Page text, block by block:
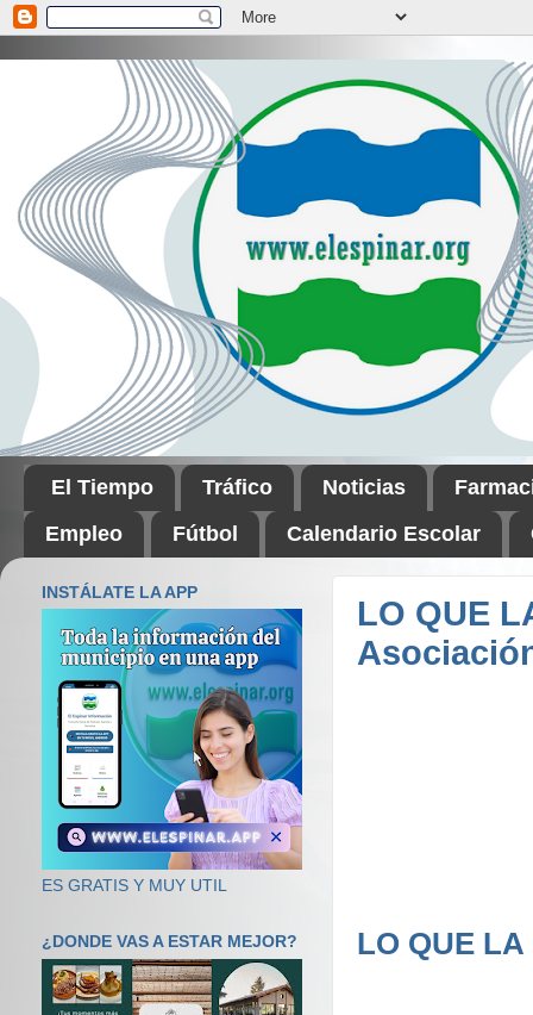
El Tiempo Tráfico Noticias
Empleo
Fútbol Calendario Escolar
LO QUE
LO QUE
INSTÁLATE LA APP
ES GRATIS Y MUY UTIL
¿DONDE VAS A ESTAR MEJOR?